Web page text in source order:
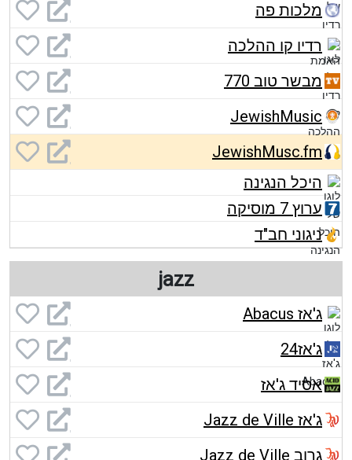
מלכות פה
רדיו קו ההלכה
מבשר טוב 770
JewishMusic
JewishMusc.fm
היכל הנגינה
ערוץ 7 מוסיקה
ניגוני חב"ד
jazz
ג'אז Abacus
ג'אז24
אסיד ג'אז
ג'אז Jazz de Ville
גרוב Jazz de Ville